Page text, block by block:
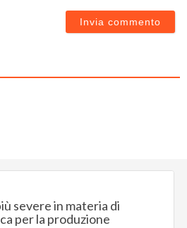
severe in materia di
per la produzione